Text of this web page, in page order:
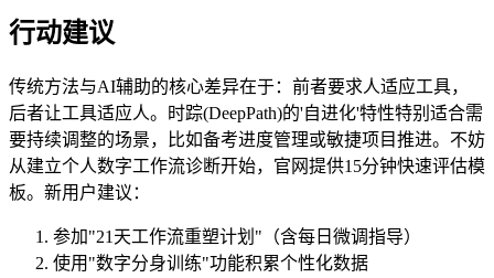
行动建议
传统方法与AI辅助的核心差异在于：前者要求人适应工具，
后者让工具适应人。时踪(DeepPath)的'自进化'特性特别适合需
要持续调整的场景，比如备考进度管理或敏捷项目推进。不妨
从建立个人数字工作流诊断开始，官网提供15分钟快速评估模
板。新用户建议：
参加"21天工作流重塑计划"（含每日微调指导）
使用"数字分身训练"功能积累个性化数据